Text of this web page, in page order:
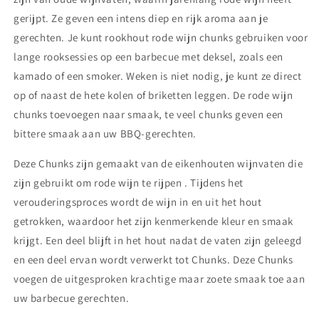
gerijpt. Ze geven een intens diep en rijk aroma aan je
gerechten. Je kunt rookhout rode wijn chunks gebruiken voor
lange rooksessies op een barbecue met deksel, zoals een
kamado of een smoker. Weken is niet nodig, je kunt ze direct
op of naast de hete kolen of briketten leggen. De rode wijn
chunks toevoegen naar smaak, te veel chunks geven een
bittere smaak aan uw BBQ-gerechten.
Deze Chunks zijn gemaakt van de eikenhouten wijnvaten die
zijn gebruikt om rode wijnte rijpen . Tijdens het
verouderingsproces wordt de wijn in en uit het hout
getrokken, waardoor het zijn kenmerkende kleur en smaak
krijgt. Een deel blijft in het hout nadat de vaten zijn geleegd
en een deel ervan wordt verwerkt tot Chunks. Deze Chunks
voegen de uitgesproken krachtige maar zoete smaak toe aan
uw barbecue gerechten.